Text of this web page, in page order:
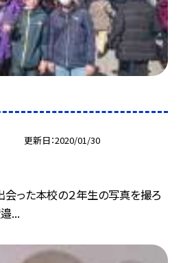
更新日 2020/01/30
会った本校の２年生の写真を撮ろ
...